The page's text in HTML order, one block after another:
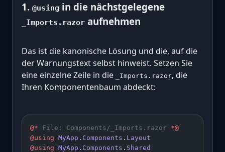
1. @using in die nächstgelegene
_Imports.razor aufnehmen
Das ist die kanonische Lösung und die, auf die
der Warnungstext selbst hinweist. Setzen Sie
eine einzelne Zeile in die
_Imports.razor, die
Ihren Komponentenbaum abdeckt:
@* File: Components/_Imports.razor *@
@using MyApp . Components . Layout
@using MyApp . Components . Shared